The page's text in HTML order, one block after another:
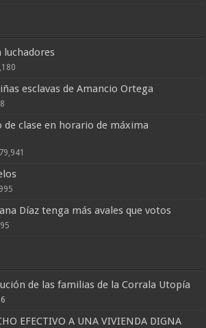
luchadores
esclavas de Amancio Ortega
de clase en horario de máxima
Díaz tenga más avales que votos
de las familias de la Corrala Utopía
EFECTIVO A UNA VIVIENDA DIGNA